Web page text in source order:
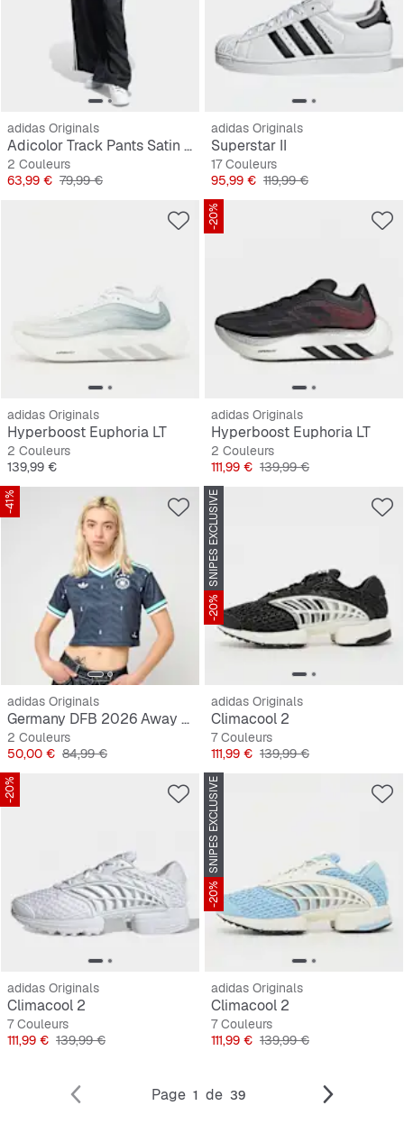
adidas Originals
Adicolor Track Pants Satin Wide Leg
2 Couleurs
Prix
63,99 € Prix original
79,99 €
adidas Originals
Superstar II
17 Couleurs
Prix
95,99 € Prix original
119,99 €
adidas Originals
Hyperboost Euphoria LT
2 Couleurs
Prix
139,99 €
-20%
adidas Originals
Hyperboost Euphoria LT
2 Couleurs
Prix
111,99 € Prix original
139,99 €
-41%
adidas Originals
Germany DFB 2026 Away Jersey, cropped
2 Couleurs
Prix
50,00 € Prix original
84,99 €
SNIPES EXCLUSIVE
-20%
adidas Originals
Climacool 2
7 Couleurs
Prix
111,99 € Prix original
139,99 €
-20%
adidas Originals
Climacool 2
7 Couleurs
Prix
111,99 € Prix original
139,99 €
SNIPES EXCLUSIVE
-20%
adidas Originals
Climacool 2
7 Couleurs
Prix
111,99 € Prix original
139,99 €
Page 1 de 39